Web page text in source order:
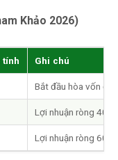
Khảo 2026)
tính Ghi chú
Bắt đầu hòa vốn
Lợi nhuận ròng
Lợi nhuận ròng